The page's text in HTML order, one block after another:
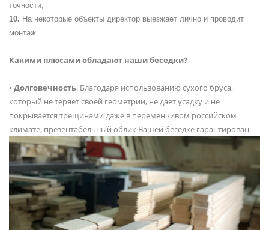
точности;
На некоторые объекты директор выезжает лично и проводит
монтаж.
Какими плюсами обладают наши беседки?
• Долговечность. Благодаря использованию сухого бруса,
который не теряет своей геометрии, не дает усадку и не
покрывается трещинами даже в переменчивом российском
климате, презентабельный облик Вашей беседке гарантирован.